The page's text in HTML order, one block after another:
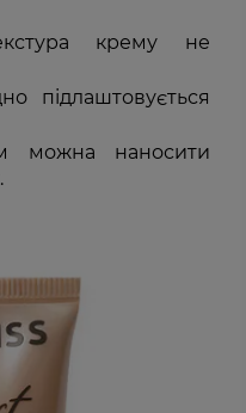
крему не
підлаштовується
можна наносити